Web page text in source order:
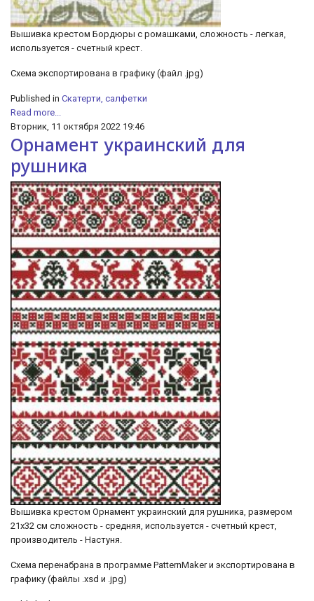
Вышивка крестом Бордюры с ромашками, сложность - легкая,
используется - счетный крест.
Схема экспортирована в графику (файл .jpg)
Published in Скатерти, салфетки
Read more...
Вторник, 11 октября 2022 19:46
Орнамент украинский для
рушника
Вышивка крестом Орнамент украинский для рушника, размером
21х32 см сложность - средняя, используется - счетный крест,
производитель - Настуня.
Схема перенабрана в программе PatternMaker и экспортирована в
графику (файлы .xsd и .jpg)